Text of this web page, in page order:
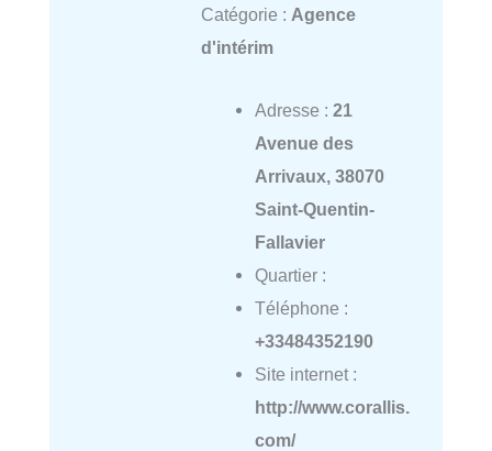
Catégorie : Agence
d'intérim
Adresse : 21
Avenue des
Arrivaux, 38070
Saint-Quentin-
Fallavier
Quartier :
Téléphone :
+33484352190
Site internet :
http://www.corallis.
com/